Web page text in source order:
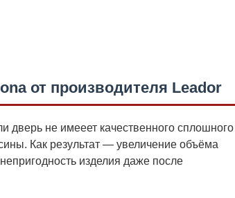
от производителя Leador
дверь не имееет качественного сплошного
Как результат — увеличение объёма
изделия даже после